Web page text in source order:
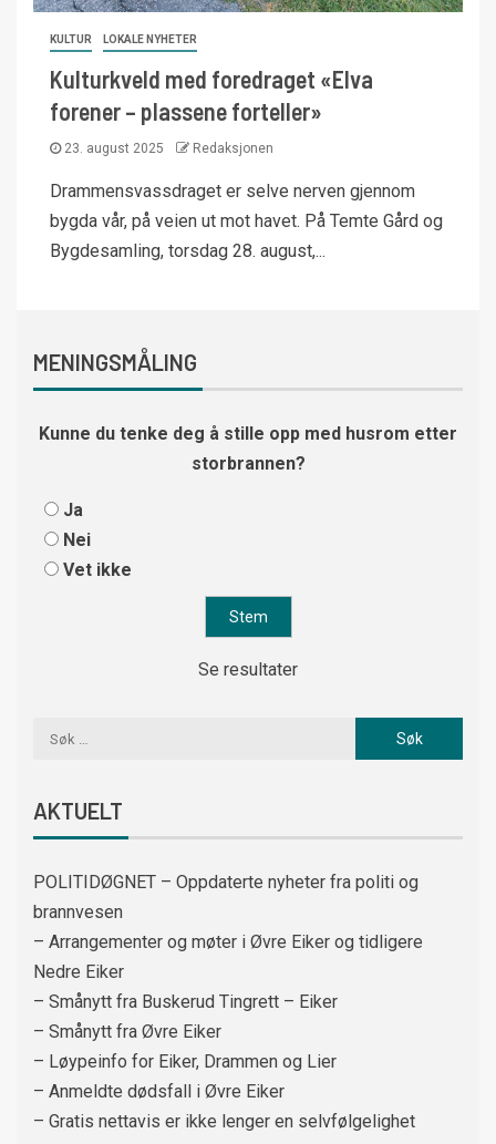
KULTUR LOKALE NYHETER
Kulturkveld med foredraget «Elva
forener – plassene forteller»
23. august 2025 Redaksjonen
Drammensvassdraget er selve nerven gjennom
bygda vår, på veien ut mot havet. På Temte Gård og
Bygdesamling, torsdag 28. august,...
MENINGSMÅLING
Kunne du tenke deg å stille opp med husrom etter
storbrannen?
Ja
Nei
Vet ikke
Se resultater
AKTUELT
POLITIDØGNET – Oppdaterte nyheter fra politi og
brannvesen
– Arrangementer og møter i Øvre Eiker og tidligere
Nedre Eiker
– Smånytt fra Buskerud Tingrett – Eiker
– Smånytt fra Øvre Eiker
– Løypeinfo for Eiker, Drammen og Lier
– Anmeldte dødsfall i Øvre Eiker
– Gratis nettavis er ikke lenger en selvfølgelighet